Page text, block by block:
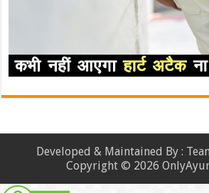
Developed & Maintained By :
Copyright © 2026